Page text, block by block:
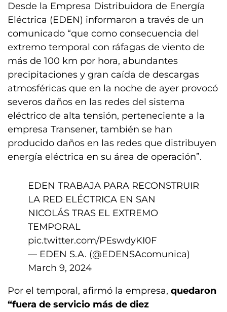
Desde la Empresa Distribuidora de Energía
Eléctrica (EDEN) informaron a través de un
comunicado “que como consecuencia del
extremo temporal con ráfagas de viento de
más de 100 km por hora, abundantes
precipitaciones y gran caída de descargas
atmosféricas que en la noche de ayer provocó
severos daños en las redes del sistema
eléctrico de alta tensión, perteneciente a la
empresa Transener, también se han
producido daños en las redes que distribuyen
energía eléctrica en su área de operación”.
EDEN TRABAJA PARA RECONSTRUIR
LA RED ELÉCTRICA EN SAN
NICOLÁS TRAS EL EXTREMO
TEMPORAL
pic.twitter.com/PEswdyKI0F
— EDEN S.A. (@EDENSAcomunica)
March 9, 2024
Por el temporal, afirmó la empresa, quedaron
“fuera de servicio más de diez